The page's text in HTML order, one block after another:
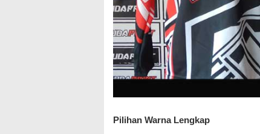
Pilihan Warna Lengkap